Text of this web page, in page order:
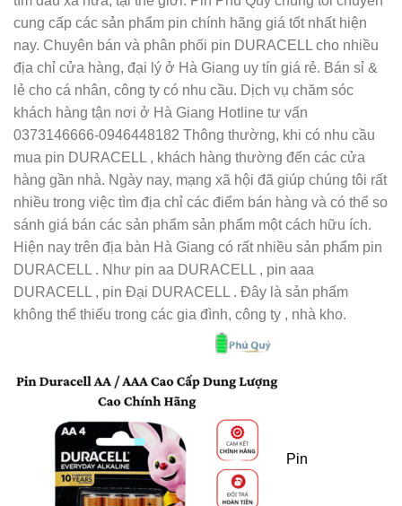
cung cấp các sản phẩm pin chính hãng giá tốt nhất hiện
nay. Chuyên bán và phân phối pin DURACELL cho nhiều
địa chỉ cửa hàng, đại lý ở Hà Giang uy tín giá rẻ. Bán sỉ &
lẻ cho cá nhân, công ty có nhu cầu. Dịch vụ chăm sóc
khách hàng tận nơi ở Hà Giang Hotline tư vấn
0373146666-0946448182 Thông thường, khi có nhu cầu
mua pin DURACELL , khách hàng thường đến các cửa
hàng gần nhà. Ngày nay, mạng xã hội đã giúp chúng tôi rất
nhiều trong việc tìm địa chỉ các điểm bán hàng và có thể so
sánh giá bán các sản phẩm sản phẩm một cách hữu ích.
Hiện nay trên địa bàn Hà Giang có rất nhiều sản phẩm pin
DURACELL . Như pin aa DURACELL , pin aaa
DURACELL , pin Đại DURACELL . Đây là sản phẩm
không thể thiếu trong các gia đình, công ty , nhà kho.
Pin